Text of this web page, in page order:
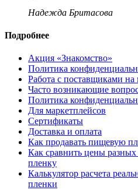
Надежда Бритасова
Подробнее
Акция «Знакомство»
Политика
Работа с поставщиками на
Часто возникающие
Политика
Для маркетплейсов
Сертификаты
Доставка и оплата
Как продавать пищевую
Как сравнить цены
пленку
Калькулятор расчета
пленки